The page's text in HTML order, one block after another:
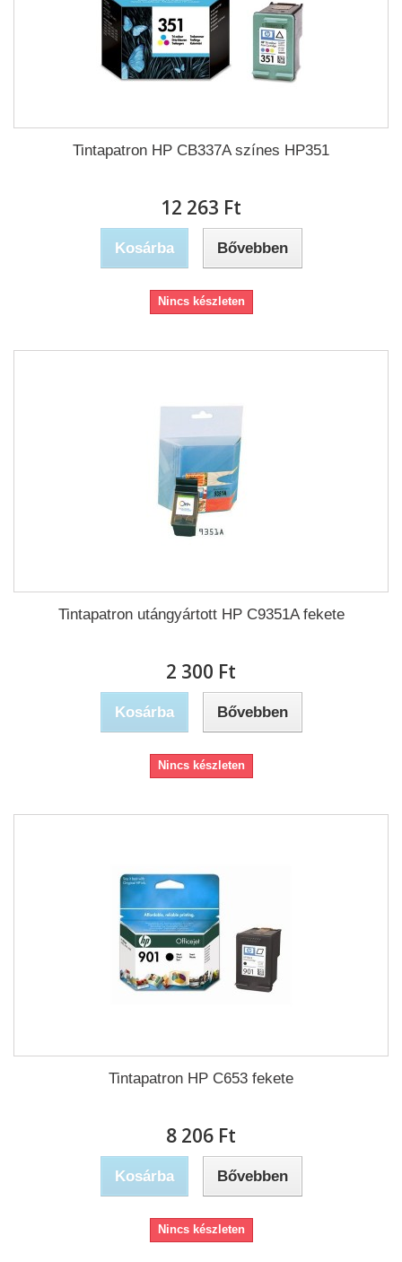
Tintapatron HP CB337A színes HP351
12 263 Ft‎
Kosárba Bővebben
Nincs készleten
Tintapatron utángyártott HP C9351A fekete
2 300 Ft‎
Kosárba Bővebben
Nincs készleten
Tintapatron HP C653 fekete
8 206 Ft‎
Kosárba Bővebben
Nincs készleten